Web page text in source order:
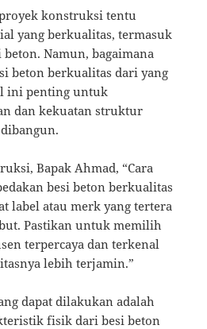
konstruksi tentu
yang berkualitas, termasuk
Namun, bagaimana
beton berkualitas dari yang
ini penting untuk
dan kekuatan struktur
Bapak Ahmad, “Cara
besi beton berkualitas
label atau merk yang tertera
Pastikan untuk memilih
terpercaya dan terkenal
lebih terjamin.”
dapat dilakukan adalah
fisik dari besi beton